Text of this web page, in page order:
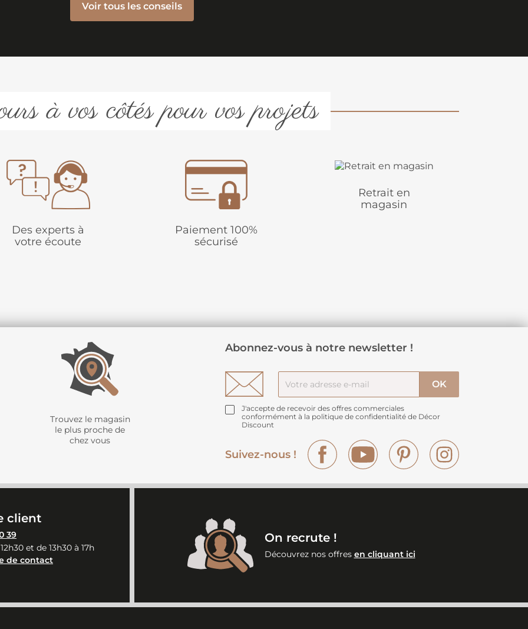
Voir tous les conseils
à vos côtés pour vos projets
Des experts à
votre écoute
Paiement 100%
sécurisé
Retrait en
magasin
Trouvez le magasin
le plus proche de
chez vous
Abonnez-vous à notre newsletter !
J'accepte de recevoir des offres commerciales
conformément à la politique de confidentialité de Décor
Discount
Suivez-nous !
Facebook YouTube Pinterest
client
39
et de 13h30 à 17h
de contact
On recrute !
Découvrez nos offres en cliquant ici